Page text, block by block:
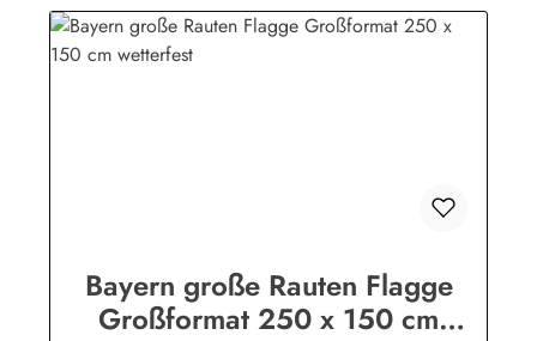
Bayern große Rauten Flagge
Großformat 250 x 150 cm